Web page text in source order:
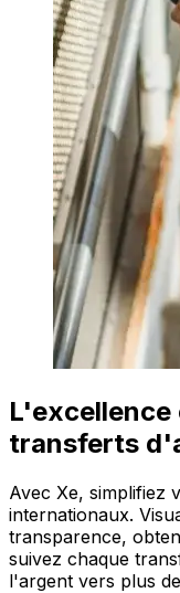
L'excellence
transferts
Avec Xe, simplifiez
internationaux.
transparence,
suivez chaque
l'argent vers plus